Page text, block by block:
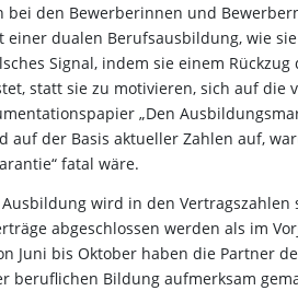
den Bewerberinnen und
dualen Berufsausbildung, wie
Signal, indem sie einem
statt sie zu motivieren, sich auf die
„Den
der Basis aktueller Zahlen auf,
fatal wäre.
wird in den Vertragszahlen
abgeschlossen werden als im
Juni bis Oktober haben die Partner
beruflichen Bildung aufmerksam